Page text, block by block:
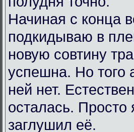
Начиная с конца
подкидываю в
новую совтину
успешна. Но того
ней нет.
осталась. Просто
заглушил её.